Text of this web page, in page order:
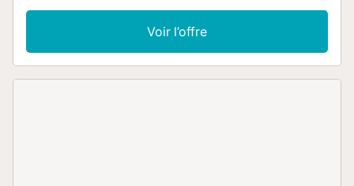
chambres : l'une avec un luxueux lit king-size et un
ravissant balcon à la française, idéal pour les soirées
douces. La seconde chambre abrite deux lits jumeaux. Les
deux chambres sont équipées de télévisions pour votre
Voir l’offre